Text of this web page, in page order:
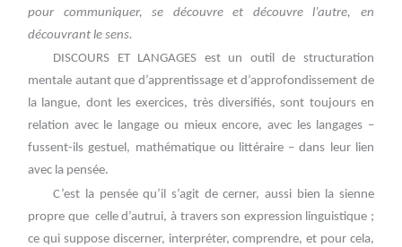
pour communiquer, se découvre et découvre l’autre, en
découvrant le sens.
DISCOURS ET LANGAGES est un outil de structuration
mentale autant que d’apprentissage et d’approfondissement de
la langue, dont les exercices, très diversifiés, sont toujours en
relation avec le langage ou mieux encore, avec les langages –
fussent-ils gestuel, mathématique ou littéraire – dans leur lien
avec la pensée.
C’est la pensée qu’il s’agit de cerner, aussi bien la sienne
propre que celle d’autrui, à travers son expression linguistique ;
ce qui suppose discerner, interpréter, comprendre, et pour cela,